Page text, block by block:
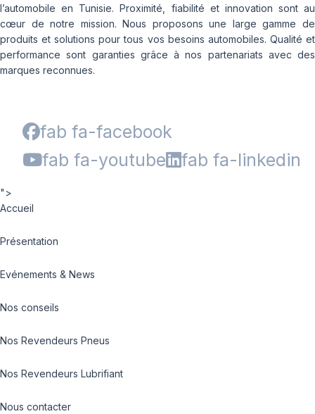
l’automobile en Tunisie. Proximité, fiabilité et innovation sont au
cœur de notre mission. Nous proposons une large gamme de
produits et solutions pour tous vos besoins automobiles. Qualité et
performance sont garanties grâce à nos partenariats avec des
marques reconnues.
fab fa-facebook
fab fa-youtube
fab fa-linkedin
">
Accueil
Présentation
Evénements & News
Nos conseils
Nos Revendeurs Pneus
Nos Revendeurs Lubrifiant
Nous contacter